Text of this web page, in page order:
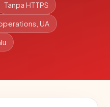
Tanpa HTTPS
UA